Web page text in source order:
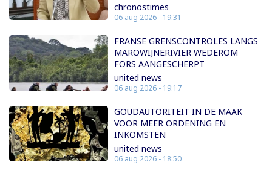
chronostimes
06 aug 2026 - 19:31
FRANSE GRENSCONTROLES LANGS
MAROWIJNERIVIER WEDEROM
FORS AANGESCHERPT
united news
06 aug 2026 - 19:17
GOUDAUTORITEIT IN DE MAAK
VOOR MEER ORDENING EN
INKOMSTEN
united news
06 aug 2026 - 18:50